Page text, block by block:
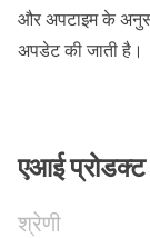
और अपटाइम के
अपडेट की जाती है।
एआई प्रोडक्ट
श्रेणी